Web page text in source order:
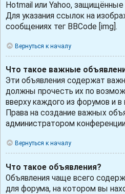
Hotmail или Yahoo,
Для указания ссылок на
сообщениях тег BBCode [img].
Вернуться к началу
Что такое важные
Эти объявления содержат
должны прочесть их по
вверху каждого из форумов и
Права на создание важных
администратором
Вернуться к началу
Что такое объявления?
Объявления чаще всего
для форума, на котором вы